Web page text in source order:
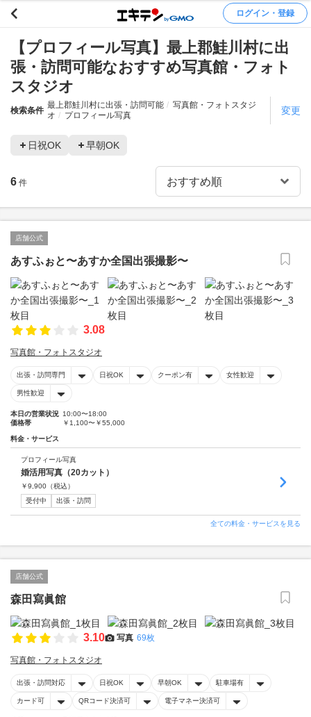
ログイン・登録
【プロフィール写真】最上郡鮭川村に出
張・訪問可能なおすすめ写真館・フォト
スタジオ
検索条件
最上郡鮭川村に出張・訪問可能
写真館・フォトスタジ
オ
プロフィール写真 変更
日祝OK 早朝OK
6 件
店舗公式
あすふぉと〜あすか全国出張撮影〜
3.08
写真館・フォトスタジオ
出張・訪問専門 日祝OK クーポン有 女性歓迎
男性歓迎
本日の営業状況 10:00〜18:00
価格帯
￥1,100〜￥55,000
料金・サービス
プロフィール写真
婚活用写真（20カット）
￥9,900 （税込）
受付中
出張・訪問
全ての料金・サービスを見る
店舗公式
森田寫眞館
3.10 写真 69枚
写真館・フォトスタジオ
出張・訪問対応 日祝OK 早朝OK 駐車場有
カード可 QRコード決済可 電子マネー決済可